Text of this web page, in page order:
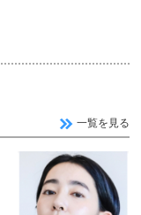
一覧を見る